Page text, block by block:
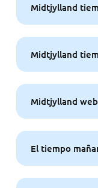
Midtjylland
Midtjylland
Midtjylland
El tiempo